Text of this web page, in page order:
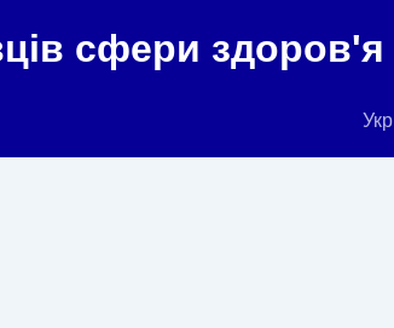
сфери здоров'я
Укр